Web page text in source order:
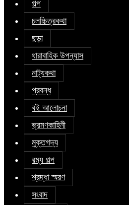
গল্প
চলচ্চিত্রকথা
ছড়া
ধারাবাহিক উপন্যাস
নাট্যকথা
প্রবন্ধ
বই আলোচনা
ভ্রমণকাহিনী
মুক্তগদ্য
রম্য গল্প
শ্রদ্ধা স্মরণ
সংবাদ